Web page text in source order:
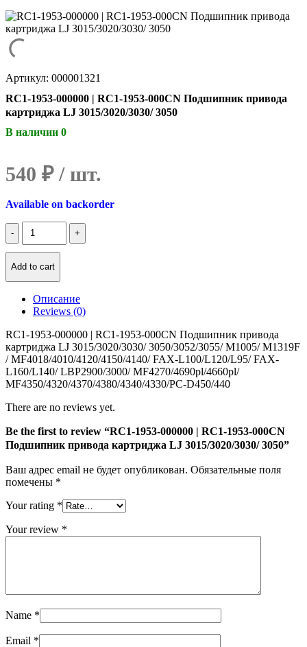
Артикул: 000001321
RC1-1953-000000 | RC1-1953-000CN Подшипник привода
картриджа LJ 3015/3020/3030/ 3050
В наличии 0
540 ₽
Available on backorder
Количество
RC1-
1953-
000000
1953-
000CN
привода
картриджа
LJ
3015/3020/3030/
3050
Add to cart
Описание
Reviews (0)
RC1-1953-000000 | RC1-1953-000CN Подшипник привода
картриджа LJ 3015/3020/3030/ 3050/3052/3055/ M1005/ M1319F
/ MF4018/4010/4120/4150/4140/ FAX-L100/L120/L95/ FAX-
L160/L140/ LBP2900/3000/ MF4270/4690pl/4660pl/
MF4350/4320/4370/4380/4340/4330/PC-D450/440
There are no reviews yet.
Be the first to review “RC1-1953-000000 | RC1-1953-000CN
Подшипник привода картриджа LJ 3015/3020/3030/ 3050”
Ваш адрес email не будет опубликован. Обязательные поля
помечены *
Your rating *
Your review *
Name *
Email *